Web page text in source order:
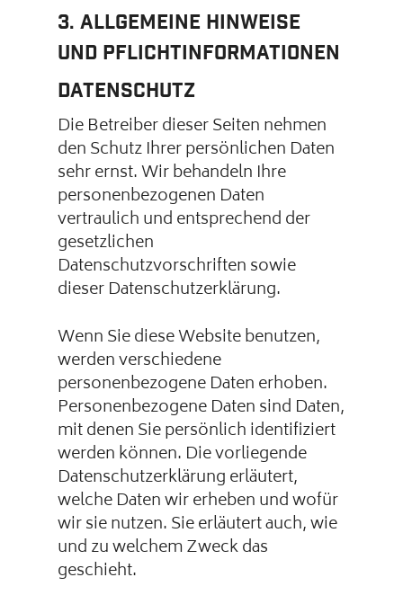
3. Allgemeine Hinweise
und Pflichtinformationen
Datenschutz
Die Betreiber dieser Seiten nehmen
den Schutz Ihrer persönlichen Daten
sehr ernst. Wir behandeln Ihre
personenbezogenen Daten
vertraulich und entsprechend der
gesetzlichen
Datenschutzvorschriften sowie
dieser Datenschutzerklärung.
Wenn Sie diese Website benutzen,
werden verschiedene
personenbezogene Daten erhoben.
Personenbezogene Daten sind Daten,
mit denen Sie persönlich identifiziert
werden können. Die vorliegende
Datenschutzerklärung erläutert,
welche Daten wir erheben und wofür
wir sie nutzen. Sie erläutert auch, wie
und zu welchem Zweck das
geschieht.